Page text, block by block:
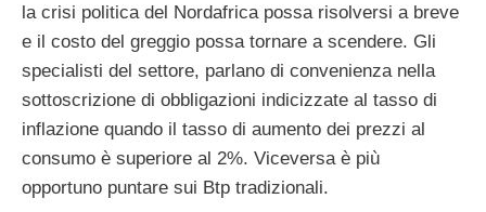
la crisi politica del Nordafrica possa risolversi a breve
e il costo del greggio possa tornare a scendere. Gli
specialisti del settore, parlano di convenienza nella
sottoscrizione di obbligazioni indicizzate al tasso di
inflazione quando il tasso di aumento dei prezzi al
consumo è superiore al 2%. Viceversa è più
opportuno puntare sui Btp tradizionali.